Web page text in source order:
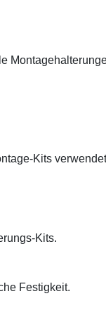
Kits
Kits.
Festigkeit.